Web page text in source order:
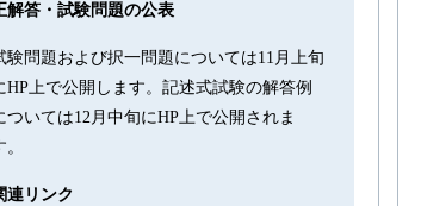
解答・試験問題の公表
験問題および択一問題については11月上旬
HP上で公開します。記述式試験の解答例
ついては12月中旬にHP上で公開されま
連リンク